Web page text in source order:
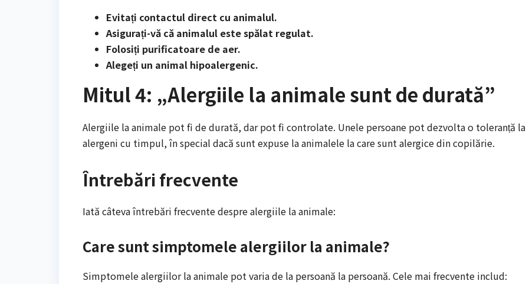
Evitați contactul direct cu animalul.
Asigurați-vă că animalul este spălat regulat.
Folosiți purificatoare de aer.
Alegeți un animal hipoalergenic.
Mitul 4: „Alergiile la animale sunt de durată”
Alergiile la animale pot fi de durată, dar pot fi controlate. Unele persoane pot dezvolta o toleranță la
alergeni cu timpul, în special dacă sunt expuse la animalele la care sunt alergice din copilărie.
Întrebări frecvente
Iată câteva întrebări frecvente despre alergiile la animale:
Care sunt simptomele alergiilor la animale?
Simptomele alergiilor la animale pot varia de la persoană la persoană. Cele mai frecvente includ: